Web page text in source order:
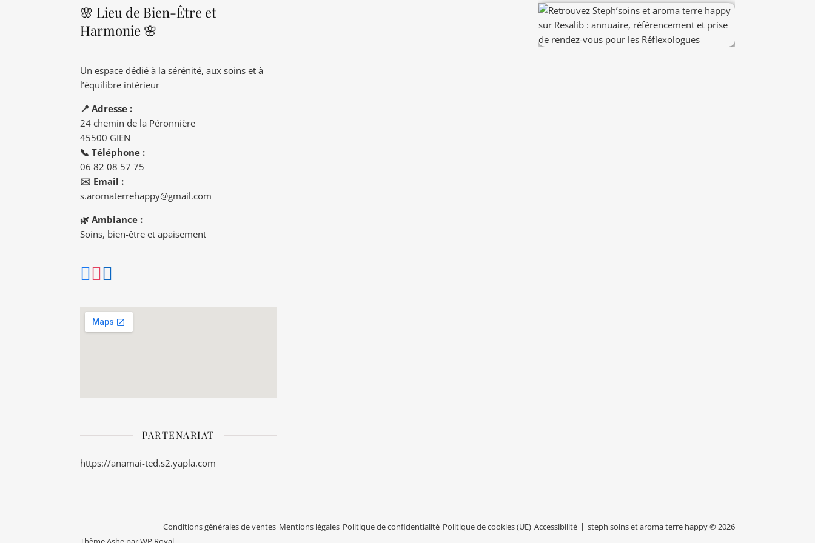
🌸 Lieu de Bien-Être et
Harmonie 🌸
Un espace dédié à la sérénité, aux soins et à
l’équilibre intérieur
📍 Adresse :
24 chemin de la Péronnière
45500 GIEN
📞 Téléphone :
06 82 08 57 75
✉️ Email :
s.aromaterrehappy@gmail.com
🌿 Ambiance :
Soins, bien-être et apaisement
PARTENARIAT
https://anamai-ted.s2.yapla.com
steph soins et aroma terre happy © 2026
Conditions générales de ventes Mentions légales Politique de confidentialité Politique de cookies (UE) Accessibilité